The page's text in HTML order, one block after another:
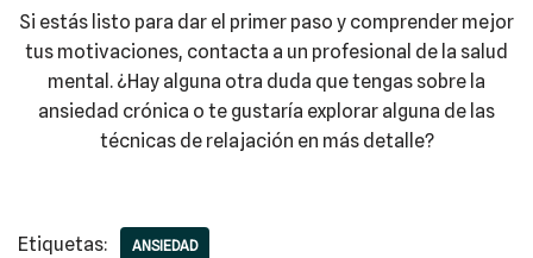
Si estás listo para dar el primer paso y comprender mejor
tus motivaciones, contacta a un profesional de la salud
mental. ¿Hay alguna otra duda que tengas sobre la
ansiedad crónica o te gustaría explorar alguna de las
técnicas de relajación en más detalle?
Etiquetas: ANSIEDAD